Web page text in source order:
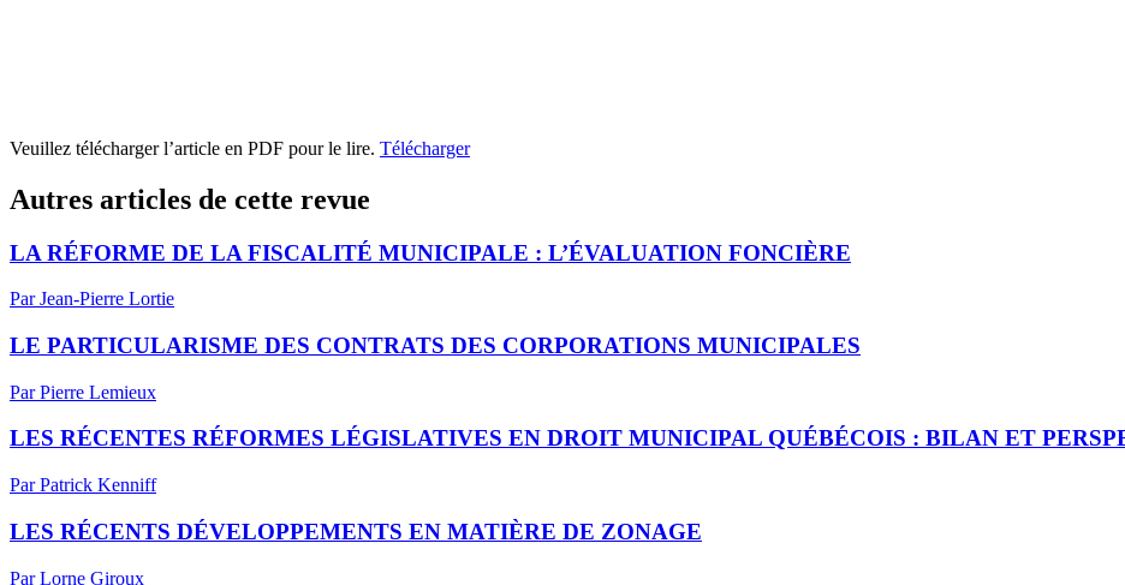
Veuillez télécharger l’article en PDF pour le lire. Télécharger
Autres articles de cette revue
LA RÉFORME DE LA FISCALITÉ MUNICIPALE : L’ÉVALUATION FONCIÈRE
Par Jean-Pierre Lortie
LE PARTICULARISME DES CONTRATS DES CORPORATIONS MUNICIPALES
Par Pierre Lemieux
LES RÉCENTES RÉFORMES LÉGISLATIVES EN DROIT MUNICIPAL QUÉBÉCOIS : BILAN ET
Par Patrick Kenniff
LES RÉCENTS DÉVELOPPEMENTS EN MATIÈRE DE ZONAGE
Par Lorne Giroux